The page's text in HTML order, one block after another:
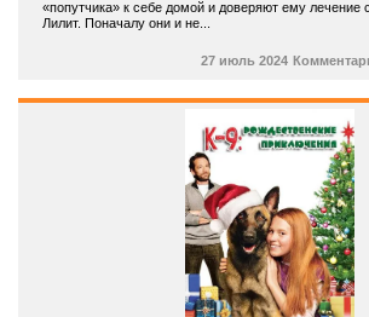
«попутчика» к себе домой и доверяют ему лечение
Лилит. Поначалу они и не...
27 июль 2024